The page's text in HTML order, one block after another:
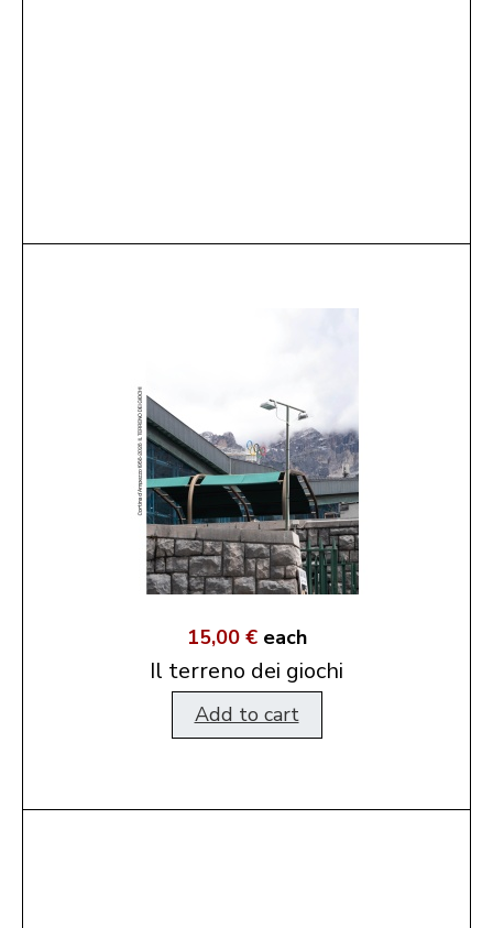
15,00 € each
Il terreno dei giochi
Add to cart